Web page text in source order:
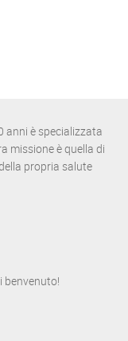
anni è specializzata
missione è quella di
propria salute
benvenuto!